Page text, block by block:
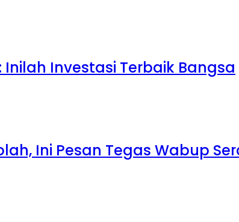
Inilah Investasi Terbaik Bangsa
Ini Pesan Tegas Wabup